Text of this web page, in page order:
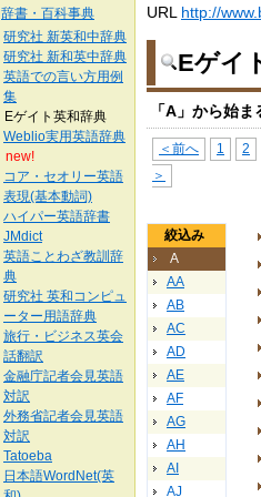
URL http://
Eゲイ
「A」から始
＜前へ 1
2
＞
絞込み
A
AA
AB
AC
AD
AE
AF
AG
AH
AI
AJ
辞書・百科事典
研究社 新英和中辞典
研究社 新和英中辞典
英語での言い方用例
集
Eゲイト英和辞典
Weblio実用英語辞典
new!
コア・セオリー英語
表現(基本動詞)
ハイパー英語辞書
JMdict
英語ことわざ教訓辞
典
研究社 英和コンピュ
ーター用語辞典
旅行・ビジネス英会
話翻訳
金融庁記者会見英語
対訳
外務省記者会見英語
対訳
Tatoeba
日本語WordNet(英